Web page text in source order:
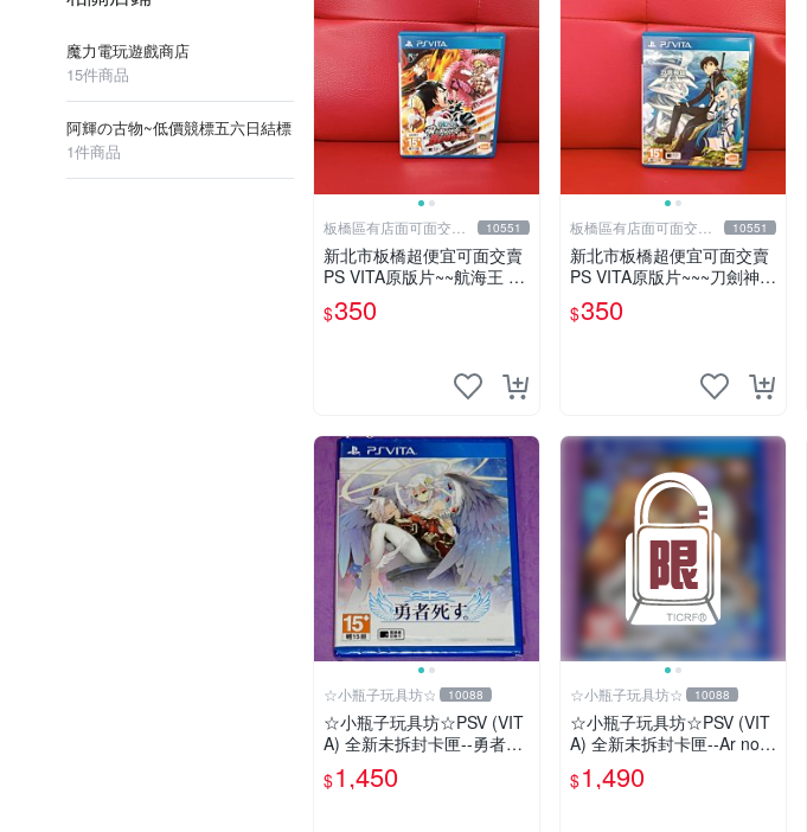
魔力電玩遊戲商店
15件商品
阿輝の古物~低價競標五六日結標
1件商品
板橋區有店面可面交高
價回收電玩
10551
新北市板橋超便宜可面交賣
PS VITA原版片~~航海王 無
限世界 赤紅 中文版~~實體
店面可面交
$350
板橋區有店面可面交高
價回收電玩
10551
新北市板橋超便宜可面交賣
PS VITA原版片~~~刀劍神域
Lost Song 中文版~~~便宜
賣
$350
☆小瓶子玩具坊☆ 10088
☆小瓶子玩具坊☆PSV (VIT
A) 全新未拆封卡匣--勇者已
死。
$1,450
☆小瓶子玩具坊☆ 10088
☆小瓶子玩具坊☆PSV (VIT
A) 全新未拆封卡匣--Ar nos
urge PLUS 獻給誕生之星的
祈禱詩
$1,490